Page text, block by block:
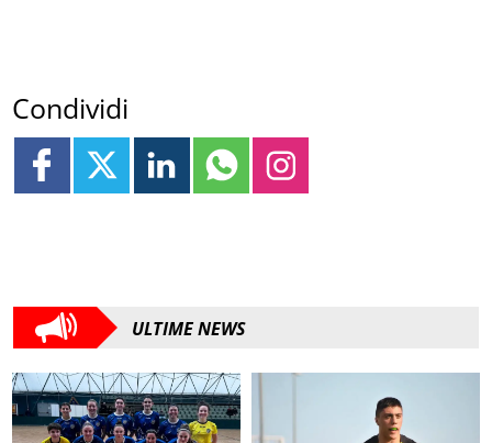
Condividi
ULTIME NEWS